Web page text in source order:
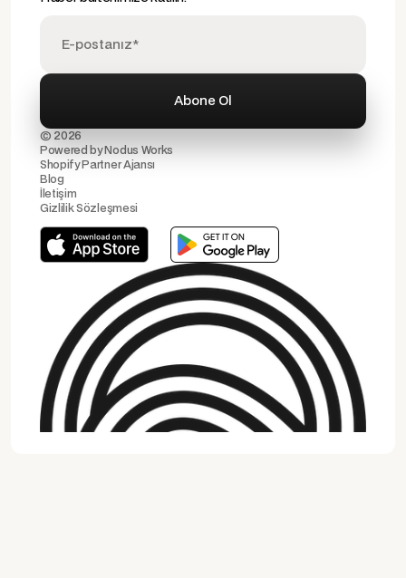
© 2026
Powered by Nodus Works
Shopify Partner Ajansı
Blog
İletişim
Gizlilik Sözleşmesi